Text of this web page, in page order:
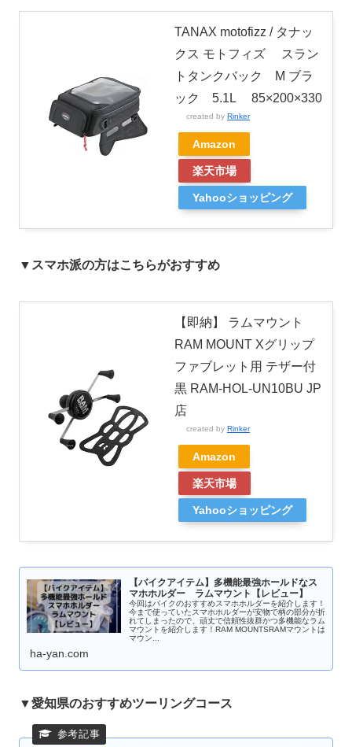
TANAX motofizz / タナッ
クス モトフィズ スラン
トタンクバック M ブラ
ック 5.1L 85×200×330
created by Rinker
Amazon
楽天市場
Yahooショッピング
▼スマホ派の方はこちらがおすすめ
【即納】 ラムマウント
RAM MOUNT Xグリップ
ファブレット用 テザー付
黒 RAM-HOL-UN10BU JP
店
created by Rinker
Amazon
楽天市場
Yahooショッピング
【バイクアイテム】多機能最強ホールドなス
マホホルダー ラムマウント【レビュー】
今回はバイクのおすすめスマホホルダーを紹介します！
今まで使っていたスマホホルダーが安物で柄の部分が折
れてしまったので、頑丈で信頼性抜群かつ多機能なラム
マウントを紹介します！RAM MOUNTSRAMマウントは
マウン...
ha-yan.com
▼愛知県のおすすめツーリングコース